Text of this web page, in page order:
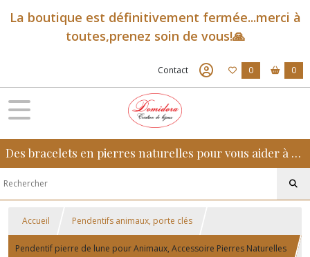
La boutique est définitivement fermée...merci à
toutes,prenez soin de vous!🙏
Contact 0 0
Des bracelets en pierres naturelles pour vous aider à retrouver sérénité, confiance et équilibre au quotidien
Accueil Pendentifs animaux, porte clés
Pendentif pierre de lune pour Animaux, Accessoire Pierres Naturelles